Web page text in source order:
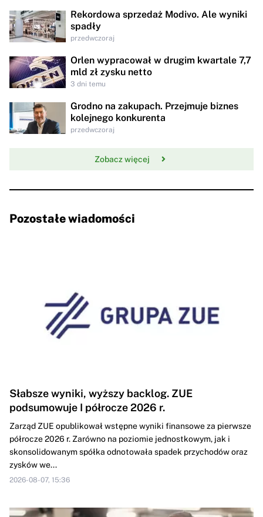
Rekordowa sprzedaż Modivo. Ale wyniki
spadły
przedwczoraj
Orlen wypracował w drugim kwartale 7,7
mld zł zysku netto
3 dni temu
Grodno na zakupach. Przejmuje biznes
kolejnego konkurenta
przedwczoraj
Zobacz więcej
Pozostałe wiadomości
Słabsze wyniki, wyższy backlog. ZUE
podsumowuje I półrocze 2026 r.
Zarząd ZUE opublikował wstępne wyniki finansowe za pierwsze
półrocze 2026 r. Zarówno na poziomie jednostkowym, jak i
skonsolidowanym spółka odnotowała spadek przychodów oraz
zysków we...
2026-08-07, 15:36